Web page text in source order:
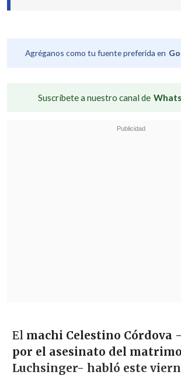
Agréganos como tu fuente preferida en
Suscríbete a nuestro canal de
El machi Celestino Córdova
por el asesinato del
Luchsinger- habló este